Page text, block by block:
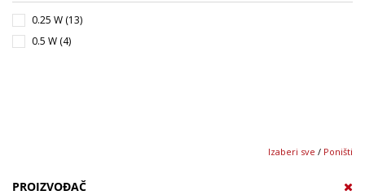
100 kΩ (4)
0.25 W (13)
0.5 W (4)
Izaberi sve / Poništi
PROIZVOĐAČ